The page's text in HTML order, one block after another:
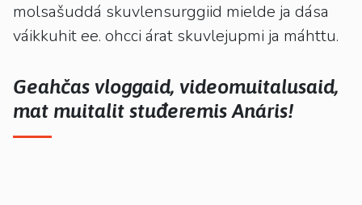
molsašuddá skuvlensurggiid mielde ja dása
váikkuhit ee. ohcci árat skuvlejupmi ja máhttu.
Geahčas vloggaid, videomuitalusaid,
mat muitalit stuđeremis Anáris!